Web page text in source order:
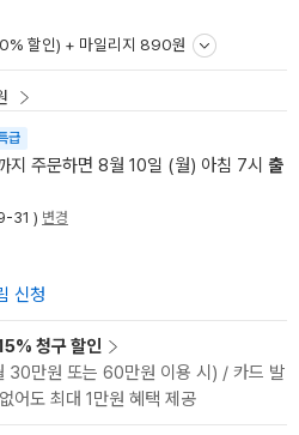
할인) + 마일리지 890원
급
지 주문하면 8월 10일 (월) 아침 7시 출
31 ) 변경
신청
청구 할인
30만원 또는 60만원 이용 시) / 카드 발
어도 최대 1만원 혜택 제공